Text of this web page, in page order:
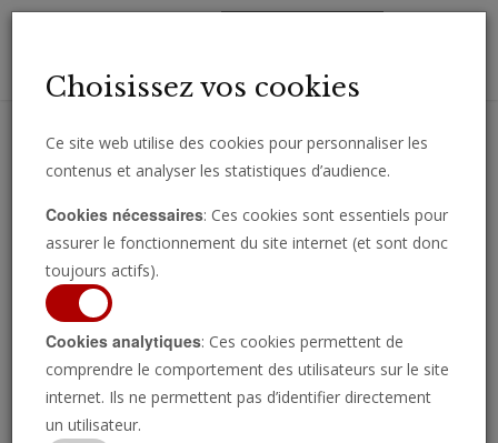
importantes directement par e-mail.
Leçon 15 : Le livre
Choisissez vos cookies
Ce site web utilise des cookies pour personnaliser les
contenus et analyser les statistiques d’audience.
Cookies nécessaires: Ces cookies sont essentiels pour
assurer le fonctionnement du site internet (et sont donc
toujours actifs).
Cookies analytiques: Ces cookies permettent de
comprendre le comportement des utilisateurs sur le site
internet. Ils ne permettent pas d’identifier directement
un utilisateur.